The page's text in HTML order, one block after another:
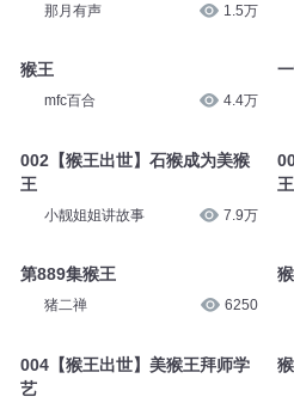
那月有声 1.5万
猴王
mfc百合 4.4万
002【猴王出世】石猴成为美猴
王
小靓姐姐讲故事 7.9万
第889集猴王
猪二禅 6250
004【猴王出世】美猴王拜师学
艺
王